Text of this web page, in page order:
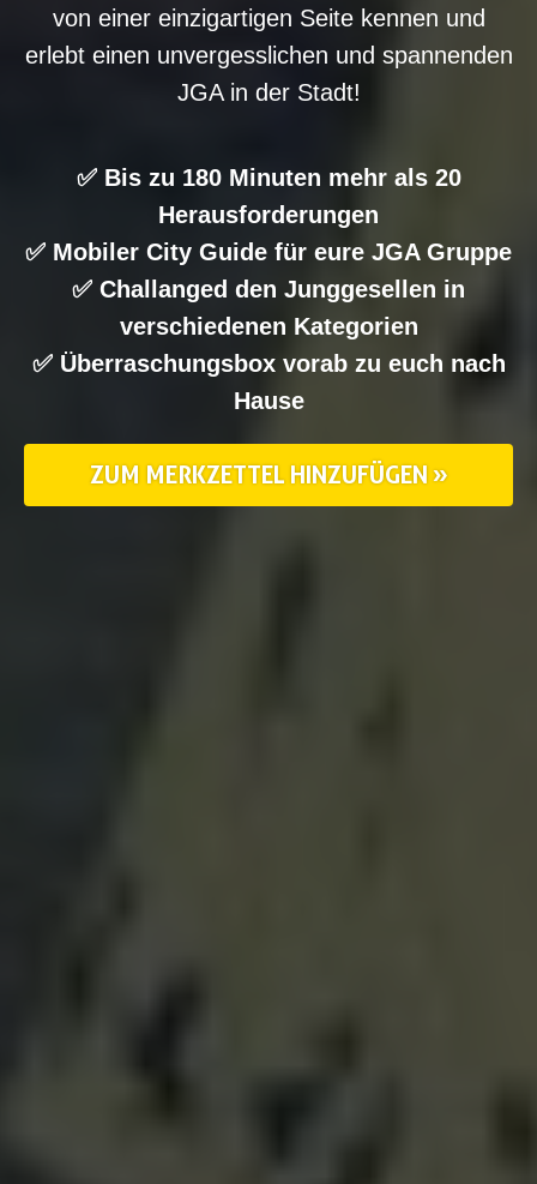
von einer einzigartigen Seite kennen und
erlebt einen unvergesslichen und spannenden
JGA in der Stadt!
✅ Bis zu 180 Minuten mehr als 20
Herausforderungen
✅ Mobiler City Guide für eure JGA Gruppe
✅ Challanged den Junggesellen in
verschiedenen Kategorien
✅ Überraschungsbox vorab zu euch nach
Hause
ZUM MERKZETTEL HINZUFÜGEN »